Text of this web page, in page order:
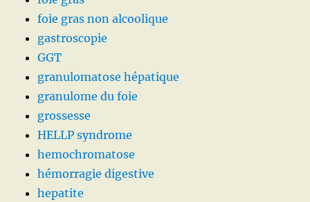
foie gras non alcoolique
gastroscopie
GGT
granulomatose hépatique
granulome du foie
grossesse
HELLP syndrome
hemochromatose
hémorragie digestive
hepatite